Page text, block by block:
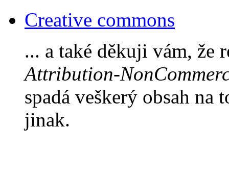
Creative commons
... a také děkuji vám, že
Attribution-
spadá veškerý obsah
jinak.